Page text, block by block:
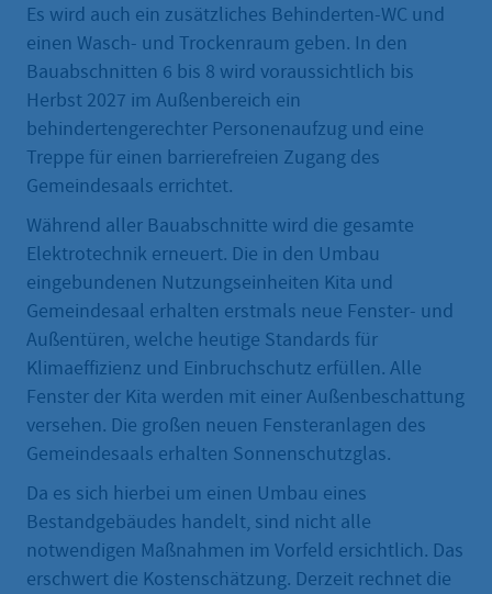
Es wird auch ein zusätzliches Behinderten-WC und
einen Wasch- und Trockenraum geben. In den
Bauabschnitten 6 bis 8 wird voraussichtlich bis
Herbst 2027 im Außenbereich ein
behindertengerechter Personenaufzug und eine
Treppe für einen barrierefreien Zugang des
Gemeindesaals errichtet.
Während aller Bauabschnitte wird die gesamte
Elektrotechnik erneuert. Die in den Umbau
eingebundenen Nutzungseinheiten Kita und
Gemeindesaal erhalten erstmals neue Fenster- und
Außentüren, welche heutige Standards für
Klimaeffizienz und Einbruchschutz erfüllen. Alle
Fenster der Kita werden mit einer Außenbeschattung
versehen. Die großen neuen Fensteranlagen des
Gemeindesaals erhalten Sonnenschutzglas.
Da es sich hierbei um einen Umbau eines
Bestandgebäudes handelt, sind nicht alle
notwendigen Maßnahmen im Vorfeld ersichtlich. Das
erschwert die Kostenschätzung. Derzeit rechnet die